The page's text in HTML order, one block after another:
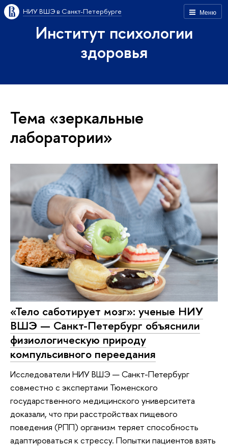
Меню
НИУ ВШЭ в Санкт-Петербурге
Институт психологии
здоровья
Тема «зеркальные
лаборатории»
«Тело саботирует мозг»: ученые НИУ
ВШЭ — Санкт-Петербург объяснили
физиологическую природу
компульсивного переедания
Исследователи НИУ ВШЭ — Санкт-Петербург
совместно с экспертами Тюменского
государственного медицинского университета
доказали, что при расстройствах пищевого
поведения (РПП) организм теряет способность
адаптироваться к стрессу. Попытки пациентов взять